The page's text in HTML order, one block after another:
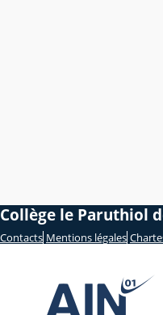
Collège le Paruthiol
Contacts Mentions légales